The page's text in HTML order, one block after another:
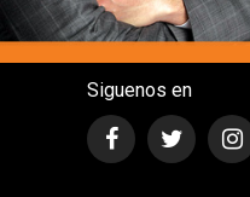
Siguenos en